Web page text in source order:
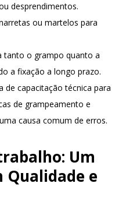
desprendimentos.
ou martelos para
tanto o grampo quanto a
a fixação a longo prazo.
de capacitação técnica para
de grampeamento e
causa comum de erros.
Um
e